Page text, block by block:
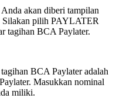
akan diberi tampilan
Silakan pilih PAYLATER
tagihan BCA Paylater.
BCA Paylater adalah
Masukkan nominal
miliki.